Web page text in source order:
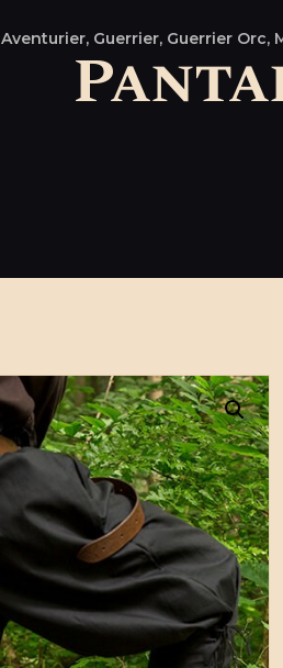
Aventurier, Guerrier, Guerrier Orc,